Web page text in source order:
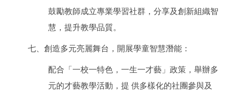
鼓勵教師成立專業學習社群，分享及創新組織智
慧，提升教學品質。
七、創造多元亮麗舞台，開展學童智慧潛能：
配合「一校一特色，一生一才藝」政策，舉辦多
元的才藝教學活動，提 供多樣化的社團參與及